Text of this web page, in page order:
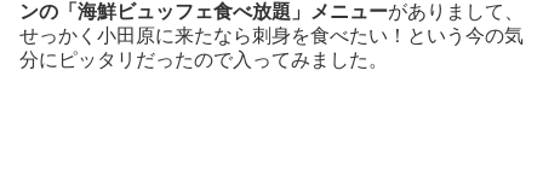
ンの「海鮮ビュッフェ食べ放題」メニューがありまして、
せっかく小田原に来たなら刺身を食べたい！という今の気
分にピッタリだったので入ってみました。